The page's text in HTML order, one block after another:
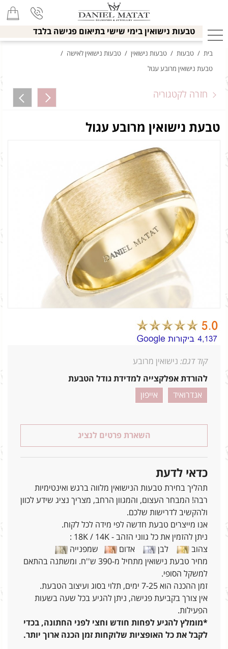
טבעות נישואין בימי שישי בתיאום פגישה בלבד
בית / טבעות / טבעות נישואין / טבעות נישואין לאישה /
טבעת נישואין מרובע עגול
חזרה לקטגוריה
טבעת נישואין מרובע עגול
קוד דגם: נישואין מרובע
להורדת אפלקצייה למדידת גודל הטבעת
אנדרואיד
אייפון
השארת פרטים לנציג
כדאי לדעת
תהליך בחירת טבעות הנישואין מלווה ברגש ואינטימיות
רבה! המבחר העצום, והמגוון הרחב, מצריך נציג שידע לכוון
ולהקשיב לדרישות שלכם.
אנו מייצרים טבעת חדשה לפי מידה לכל לקוח.
ניתן להזמין את כל גווני הזהב - 18K / 14K :
צהוב
לבן אדום
שמפנייה
מחיר טבעת נישואין מתחיל מ-390 ש''ח. ומשתנה בהתאם
למשקל הסופי.
זמן ההכנה הוא 7-25 ימים, תלוי בסוג ועיצוב הטבעת.
אין צורך בקביעת פגישה, ניתן להגיע בכל שעה בשעות
הפעילות.
*מומלץ להגיע לפחות חודש וחצי לפני החתונה, בכדי
לקבל את כל האופציות שלוקחות זמן הכנה ארוך יותר.